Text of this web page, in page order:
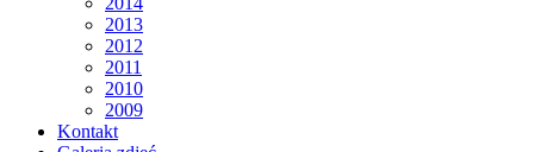
2013
2012
2011
2010
2009
Kontakt